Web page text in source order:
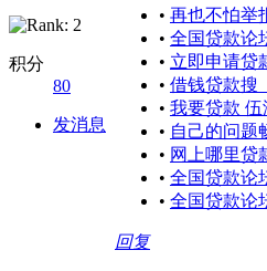
积分
80
发消息
• 再也不怕举
• 全国贷款论
• 立即申请贷
• 借钱贷款搜
• 我要贷款 伍
• 自己的问题
• 网上哪里贷
• 全国贷款论
• 全国贷款论
回复